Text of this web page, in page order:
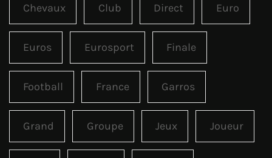
Chevaux Club Direct Euro
Euros Eurosport Finale
Football France Garros
Grand Groupe Jeux Joueur